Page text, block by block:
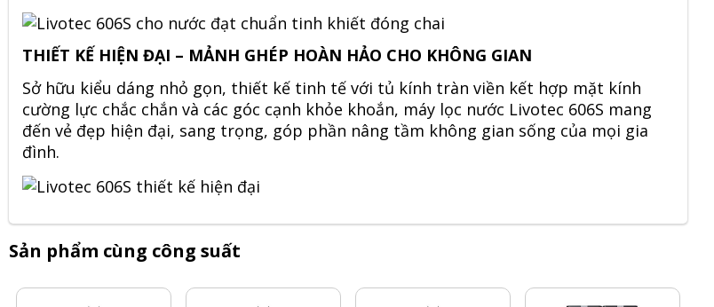
THIẾT KẾ HIỆN ĐẠI – MẢNH GHÉP HOÀN HẢO CHO KHÔNG GIAN
Sở hữu kiểu dáng nhỏ gọn, thiết kế tinh tế với tủ kính tràn viền kết hợp mặt kính
cường lực chắc chắn và các góc cạnh khỏe khoắn, máy lọc nước Livotec 606S mang
đến vẻ đẹp hiện đại, sang trọng, góp phần nâng tầm không gian sống của mọi gia
đình.
Sản phẩm cùng công suất